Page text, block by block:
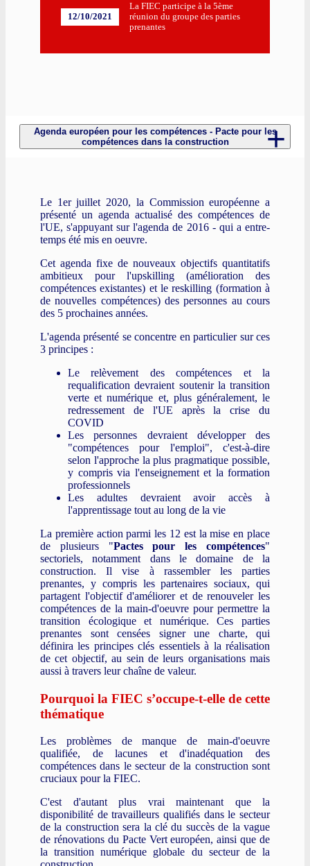
12/10/2021
La FIEC participe à la 5ème
réunion du groupe des parties
prenantes
Agenda européen pour les compétences - Pacte pour les
compétences dans la construction
Le 1er juillet 2020, la Commission européenne a
présenté un agenda actualisé des compétences de
l'UE, s'appuyant sur l'agenda de 2016 - qui a entre-
temps été mis en oeuvre.
Cet agenda fixe de nouveaux objectifs quantitatifs
ambitieux pour l'upskilling (amélioration des
compétences existantes) et le reskilling (formation à
de nouvelles compétences) des personnes au cours
des 5 prochaines années.
L'agenda présenté se concentre en particulier sur ces
3 principes :
Le relèvement des compétences et la
requalification devraient soutenir la transition
verte et numérique et, plus généralement, le
redressement de l'UE après la crise du
COVID
Les personnes devraient développer des
"compétences pour l'emploi", c'est-à-dire
selon l'approche la plus pragmatique possible,
y compris via l'enseignement et la formation
professionnels
Les adultes devraient avoir accès à
l'apprentissage tout au long de la vie
La première action parmi les 12 est la mise en place
de plusieurs "Pactes pour les compétences"
sectoriels, notamment dans le domaine de la
construction. Il vise à rassembler les parties
prenantes, y compris les partenaires sociaux, qui
partagent l'objectif d'améliorer et de renouveler les
compétences de la main-d'oeuvre pour permettre la
transition écologique et numérique. Ces parties
prenantes sont censées signer une charte, qui
définira les principes clés essentiels à la réalisation
de cet objectif, au sein de leurs organisations mais
aussi à travers leur chaîne de valeur.
Pourquoi la FIEC s’occupe-t-elle de cette
thématique
Les problèmes de manque de main-d'oeuvre
qualifiée, de lacunes et d'inadéquation des
compétences dans le secteur de la construction sont
cruciaux pour la FIEC.
C'est d'autant plus vrai maintenant que la
disponibilité de travailleurs qualifiés dans le secteur
de la construction sera la clé du succès de la vague
de rénovations du Pacte Vert européen, ainsi que de
la transition numérique globale du secteur de la